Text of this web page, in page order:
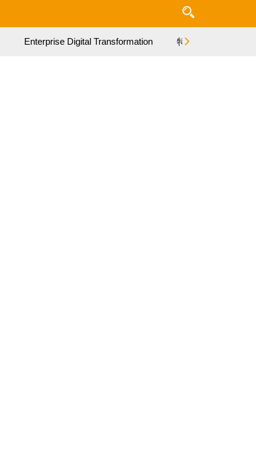
Enterprise Digital Transformation 特集